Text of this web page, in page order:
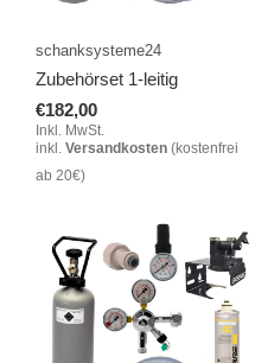
schanksysteme24
Zubehörset 1-leitig
€182,00
Inkl. MwSt.
inkl. Versandkosten (kostenfrei
ab 20€)